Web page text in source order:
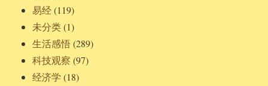
易经(119)
未分类(1)
生活感悟(289)
科技观察 (97)
经济学 (18)